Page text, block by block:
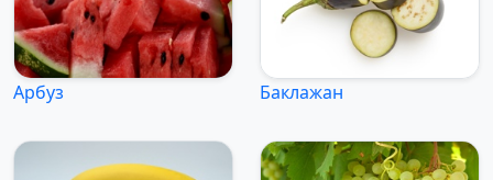
Арбуз Баклажан